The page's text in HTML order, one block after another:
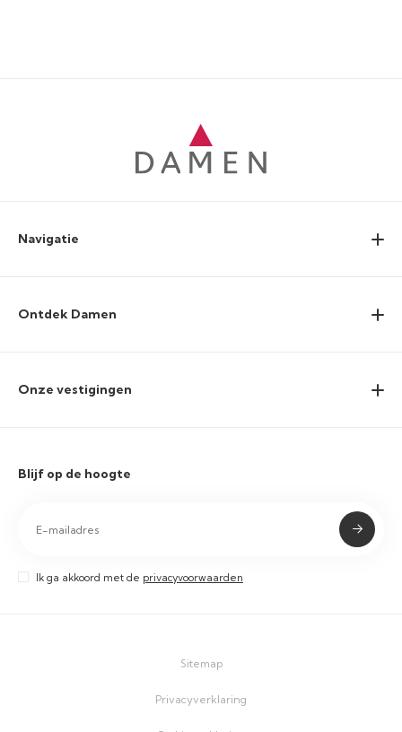
Navigatie
Ontdek Damen
Onze vestigingen
Blijf op de hoogte
Ik ga akkoord met de privacyvoorwaarden
Sitemap
Privacyverklaring